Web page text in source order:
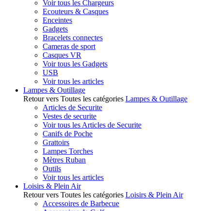
Voir tous les Chargeurs
Ecouteurs & Casques
Enceintes
Gadgets
Bracelets connectes
Cameras de sport
Casques VR
Voir tous les Gadgets
USB
Voir tous les articles
Lampes & Outillage
Retour vers Toutes les catégories Lampes & Outillage
Articles de Securite
Vestes de securite
Voir tous les Articles de Securite
Canifs de Poche
Grattoirs
Lampes Torches
Mètres Ruban
Outils
Voir tous les articles
Loisirs & Plein Air
Retour vers Toutes les catégories Loisirs & Plein Air
Accessoires de Barbecue